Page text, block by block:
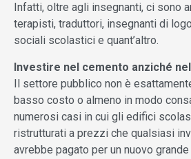
Infatti, oltre agli insegnanti, ci sono
terapisti, traduttori, insegnanti di
sociali scolastici e quant’altro.
Investire nel cemento anziché
Il settore pubblico non è
basso costo o almeno in modo
numerosi casi in cui gli edifici
ristrutturati a prezzi che qualsiasi
avrebbe pagato per un nuovo